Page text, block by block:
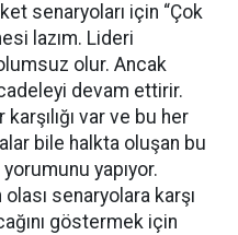
senaryoları için “Çok
lazım. Lideri
olur. Ancak
devam ettirir.
var ve bu her
bile halkta oluşan bu
yapıyor.
senaryolara karşı
göstermek için